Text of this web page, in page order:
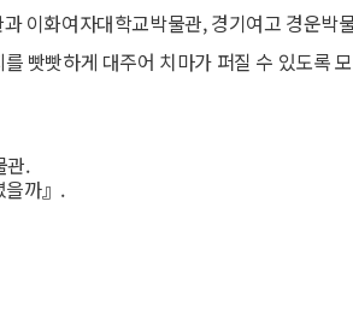
이화여자대학교박물관, 경기여고 경운박
빳빳하게 대주어 치마가 퍼질 수 있도록
관.
을까』.